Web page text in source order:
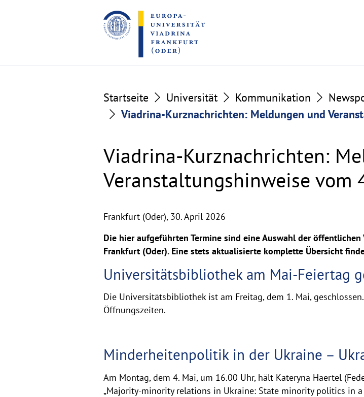
to
the
content
to
the
footer
Startseite Universität Kommunikation
Viadrina-Kurznachrichten: Meldungen und
Viadrina-Kurznachrichten:
Veranstaltungshinweise vom
Frankfurt (Oder), 30. April 2026
Die hier aufgeführten Termine sind eine Auswahl der
Frankfurt (Oder). Eine stets aktualisierte komplette Übersicht
Universitätsbibliothek am Mai-Feiertag
Die Universitätsbibliothek ist am Freitag, dem 1. Mai,
Öffnungszeiten.
Minderheitenpolitik in der Ukraine –
Am Montag, dem 4. Mai, um 16.00 Uhr, hält Kateryna Haertel
„Majority-minority relations in Ukraine: State minority politics in